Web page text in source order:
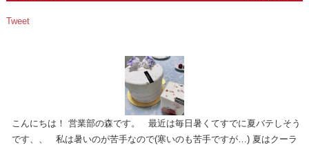
Tweet
こんにちは！ 営業部の森です。 最近は毎日暑くてすでに夏バテしそう
です、、 私は暑いのが苦手なので(寒いのも苦手ですが…) 夏はクーラ